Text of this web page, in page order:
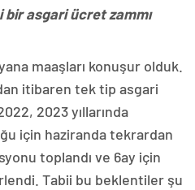
asgari ücret zammı
maaşları konuşur olduk.
itibaren tek tip asgari
2023 yıllarında
için haziranda tekrardan
toplandı ve 6ay için
Tabii bu beklentiler şu